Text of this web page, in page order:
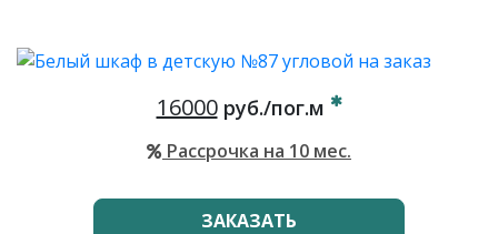
16000руб./пог.м
Рассрочка на 10 мес.
ЗАКАЗАТЬ